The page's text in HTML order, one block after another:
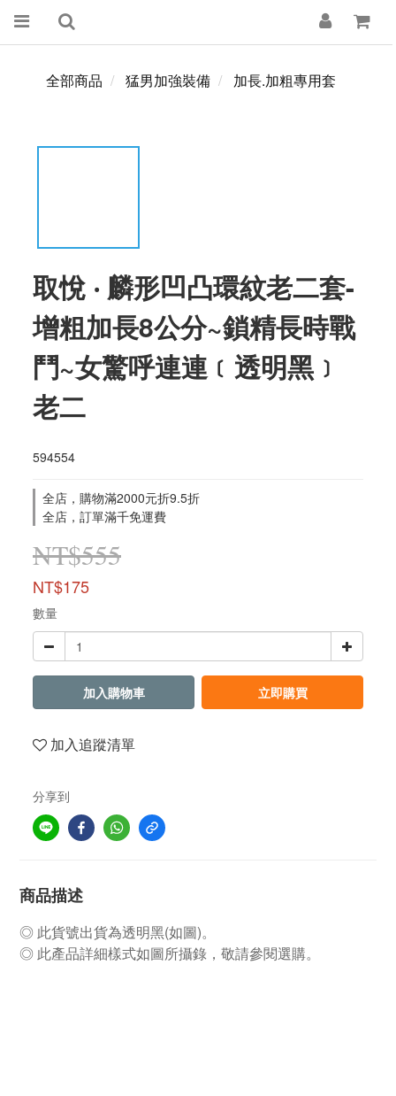
全部商品 猛男加強裝備 加長.加粗專用套
取悅 ‧ 麟形凹凸環紋老二套-
增粗加長8公分~鎖精長時戰
鬥~女驚呼連連﹝透明黑﹞
老二
594554
全店，購物滿2000元折9.5折
全店，訂單滿千免運費
NT$555
NT$175
數量
加入購物車 立即購買
加入追蹤清單
分享到
商品描述
◎ 此貨號出貨為透明黑(如圖)。
◎ 此產品詳細樣式如圖所攝錄，敬請參閱選購。